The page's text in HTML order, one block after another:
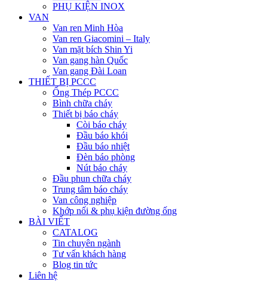
PHỤ KIỆN INOX
VAN
Van ren Minh Hòa
Van ren Giacomini – Italy
Van mặt bích Shin Yi
Van gang hàn Quốc
Van gang Đài Loan
THIẾT BỊ PCCC
Ống Thép PCCC
Bình chữa cháy
Thiết bị báo cháy
Còi báo cháy
Đầu báo khói
Đầu báo nhiệt
Đèn báo phòng
Nút báo cháy
Đầu phun chữa cháy
Trung tâm báo cháy
Van công nghiệp
Khớp nối & phụ kiện đường ống
BÀI VIẾT
CATALOG
Tin chuyên ngành
Tư vấn khách hàng
Blog tin tức
Liên hệ